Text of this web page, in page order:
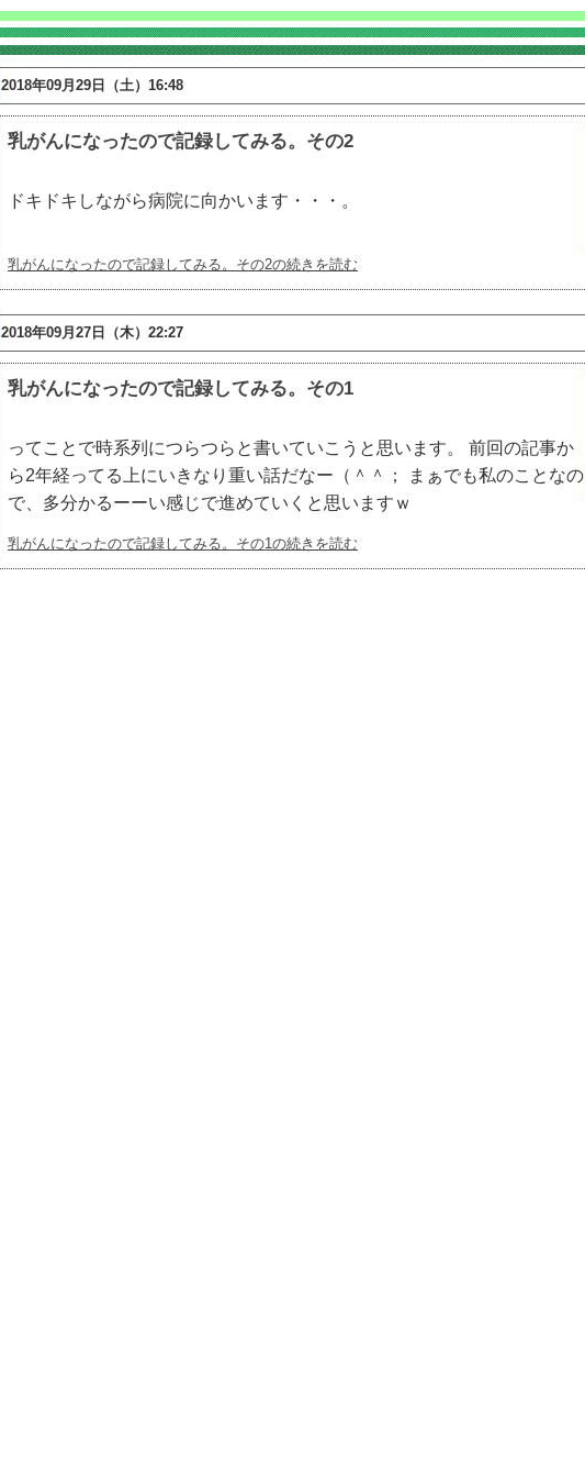
2018年09月29日（土）16:48
乳がんになったので記録してみる。その2
ドキドキしながら病院に向かいます・・・。
乳がんになったので記録してみる。その2の続きを読む
2018年09月27日（木）22:27
乳がんになったので記録してみる。その1
ってことで時系列につらつらと書いていこうと思います。 前回の記事か
ら2年経ってる上にいきなり重い話だなー（＾＾； まぁでも私のことなの
で、多分かるーーい感じで進めていくと思いますｗ
乳がんになったので記録してみる。その1の続きを読む